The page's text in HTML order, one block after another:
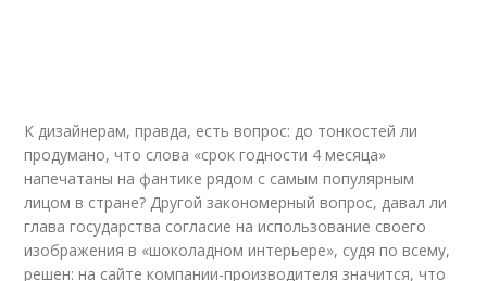
К дизайнерам, правда, есть вопрос: до тонкостей ли
продумано, что слова «срок годности 4 месяца»
напечатаны на фантике рядом с самым популярным
лицом в стране? Другой закономерный вопрос, давал ли
глава государства согласие на использование своего
изображения в «шоколадном интерьере», судя по всему,
решен: на сайте компании-производителя значится, что